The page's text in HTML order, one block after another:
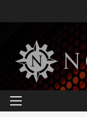
to
Primary